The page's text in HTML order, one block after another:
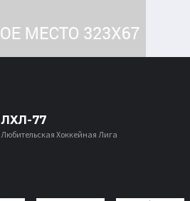
ЛХЛ-77
Любительская Хоккейная Лига